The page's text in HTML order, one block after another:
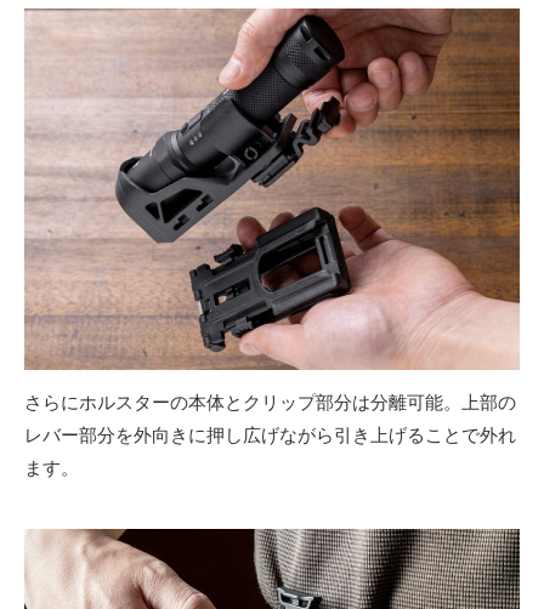
さらにホルスターの本体とクリップ部分は分離可能。上部の
レバー部分を外向きに押し広げながら引き上げることで外れ
ます。